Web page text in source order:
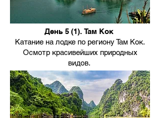
День 5 (1). Там Кок
Катание на лодке по региону Там Кок.
Осмотр красивейших природных
видов.